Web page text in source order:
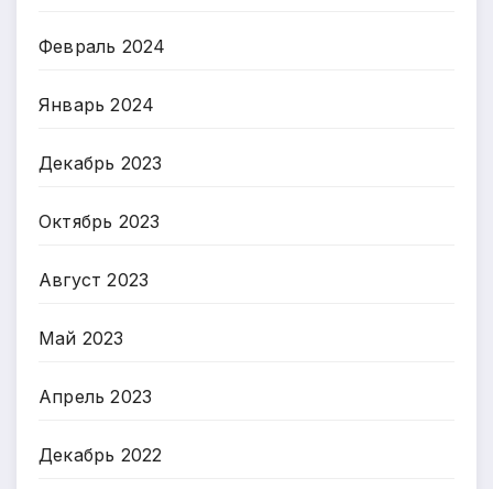
Февраль 2024
Январь 2024
Декабрь 2023
Октябрь 2023
Август 2023
Май 2023
Апрель 2023
Декабрь 2022